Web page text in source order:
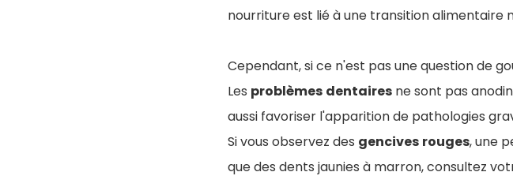
nourriture est lié à une transition alimentaire
Cependant, si ce n'est pas une question de
Les problèmes dentaires ne sont pas
aussi favoriser l'apparition de pathologies
Si vous observez des gencives rouges, une
que des dents jaunies à marron, consultez